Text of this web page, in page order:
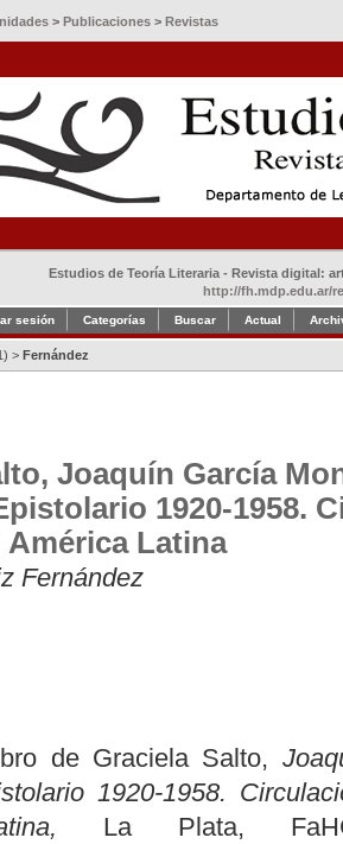
> Publicaciones > Revistas
Estudios de Teoría Literaria - Revista digital:
http://fh.mdp.edu.ar/
sesión Categorías Buscar Actual
> Fernández
Joaquín García
1920-1958.
Latina
Fernández
de Graciela Salto,
1920-1958.
La Plata,